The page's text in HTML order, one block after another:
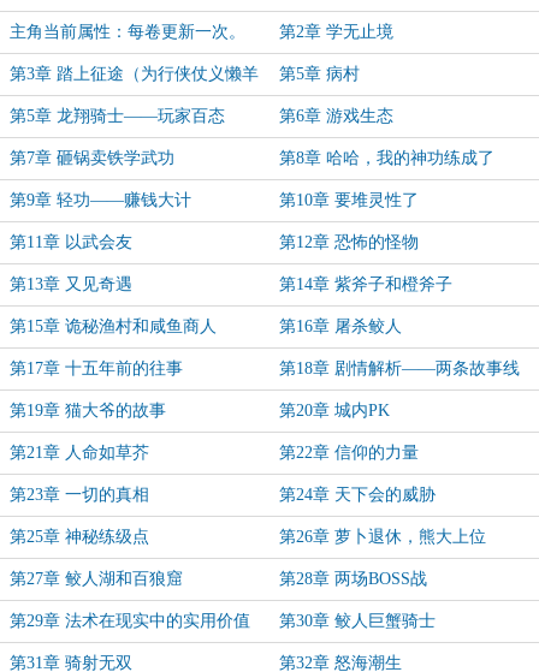
完）
主角当前属性：每卷更新一次。 第2章 学无止境
第3章 踏上征途（为行侠仗义懒羊
羊加更）
第5章 病村
第5章 龙翔骑士——玩家百态 第6章 游戏生态
第7章 砸锅卖铁学武功 第8章 哈哈，我的神功练成了
第9章 轻功——赚钱大计 第10章 要堆灵性了
第11章 以武会友 第12章 恐怖的怪物
第13章 又见奇遇 第14章 紫斧子和橙斧子
第15章 诡秘渔村和咸鱼商人 第16章 屠杀鲛人
第17章 十五年前的往事 第18章 剧情解析——两条故事线
第19章 猫大爷的故事 第20章 城内PK
第21章 人命如草芥 第22章 信仰的力量
第23章 一切的真相 第24章 天下会的威胁
第25章 神秘练级点 第26章 萝卜退休，熊大上位
第27章 鲛人湖和百狼窟 第28章 两场BOSS战
第29章 法术在现实中的实用价值 第30章 鲛人巨蟹骑士
第31章 骑射无双 第32章 怒海潮生